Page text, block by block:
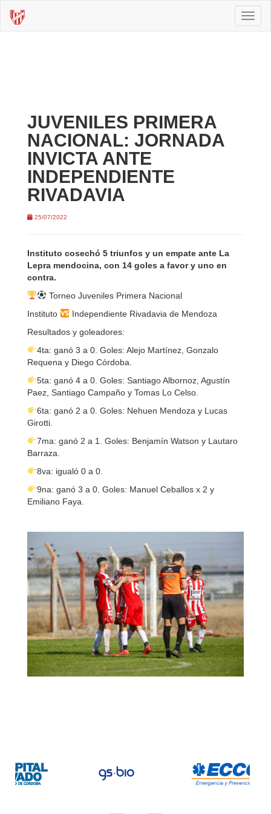
JUVENILES PRIMERA
NACIONAL: JORNADA
INVICTA ANTE
INDEPENDIENTE
RIVADAVIA
25/07/2022
Instituto cosechó 5 triunfos y un empate ante La
Lepra mendocina, con 14 goles a favor y uno en
contra.
Torneo Juveniles Primera Nacional
Instituto
Independiente Rivadavia de Mendoza
Resultados y goleadores:
4ta: ganó 3 a 0. Goles: Alejo Martínez, Gonzalo
Requena y Diego Córdoba.
5ta: ganó 4 a 0. Goles: Santiago Albornoz, Agustín
Paez, Santiago Campaño y Tomas Lo Celso.
6ta: ganó 2 a 0. Goles: Nehuen Mendoza y Lucas
Girotti.
7ma: ganó 2 a 1. Goles: Benjamín Watson y Lautaro
Barraza.
8va: igualó 0 a 0.
9na: ganó 3 a 0. Goles: Manuel Ceballos x 2 y
Emiliano Faya.